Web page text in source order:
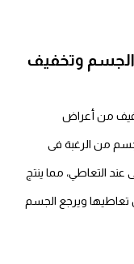
وتخفيف
من أعراض
من الرغبة فى
عند التعاطي، مما ينتج
تعاطيها ويرجع الجسم